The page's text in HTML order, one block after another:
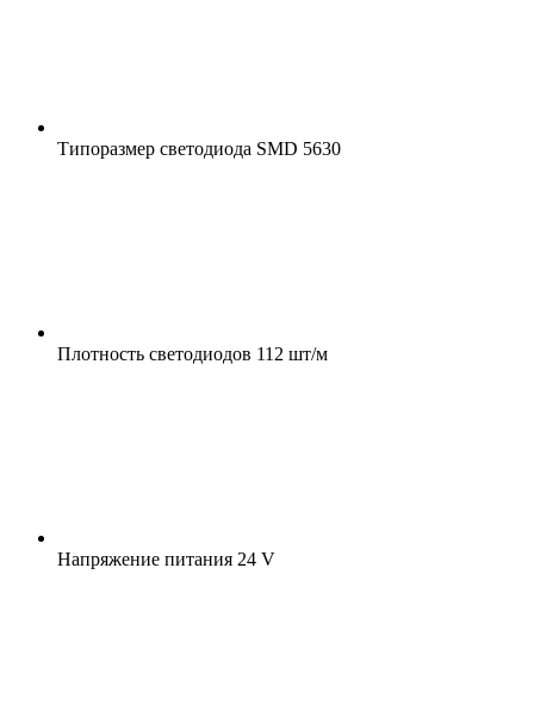
Типоразмер светодиода SMD 5630
Плотность светодиодов 112 шт/м
Напряжение питания 24 V